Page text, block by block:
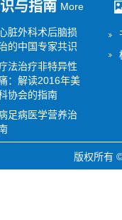
与指南 More
脏外科术后脑损
的中国专家共识
法治疗非特异性
：解读2016年美
协会的指南
足病医学营养治
版权所有